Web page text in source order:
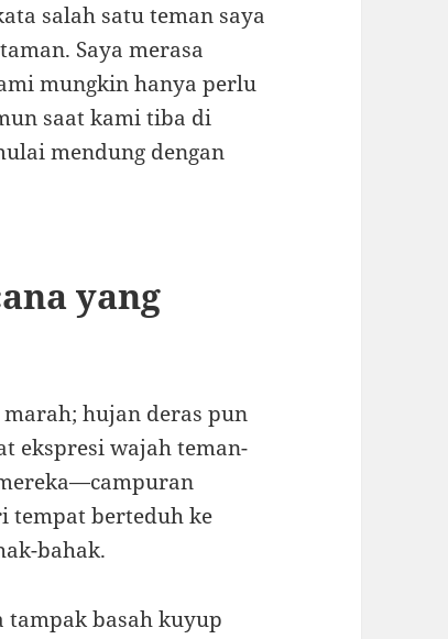
salah satu teman saya
Saya merasa
mungkin hanya perlu
saat kami tiba di
mendung dengan
yang
hujan deras pun
ekspresi wajah teman-
tempat berteduh ke
bahak.
tampak basah kuyup